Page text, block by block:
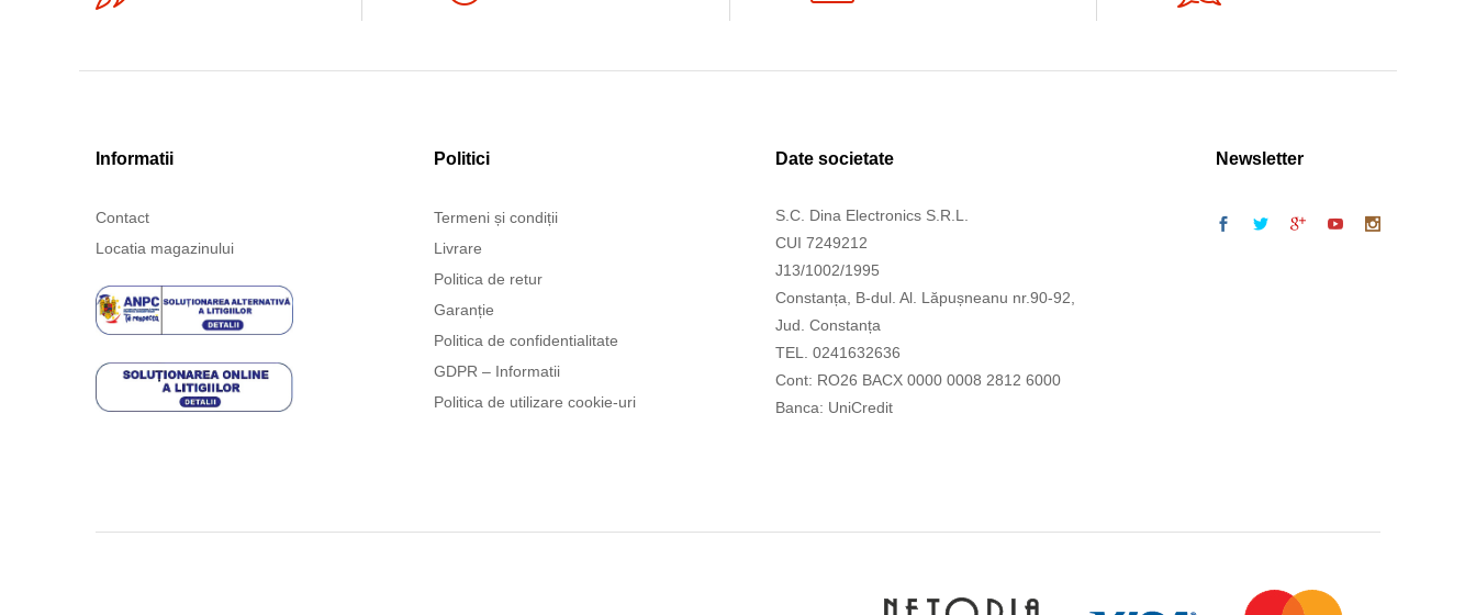
Informatii
Contact
Locatia magazinului
Politici
Termeni și condiții
Livrare
Politica de retur
Garanție
Politica de confidentialitate
GDPR – Informatii
Politica de utilizare cookie-uri
Date societate
S.C. Dina Electronics S.R.L.
CUI 7249212
J13/1002/1995
Constanța, B-dul. Al. Lăpușneanu nr.90-92,
Jud. Constanța
TEL. 0241632636
Cont: RO26 BACX 0000 0008 2812 6000
Banca: UniCredit
Newsletter